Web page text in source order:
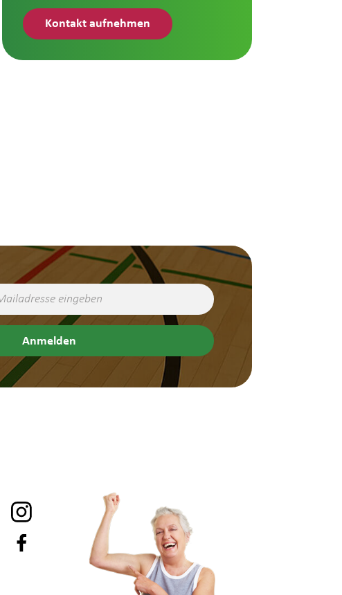
Kontakt aufnehmen